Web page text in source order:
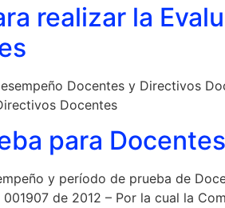
realizar la
Docentes y Directivos
Docentes
para
y período de prueba de
de 2012 – Por la cual la